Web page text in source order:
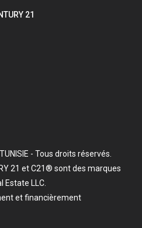
21
- Tous droits réservés.
21 et C21® sont des marques
Estate LLC.
et financièrement